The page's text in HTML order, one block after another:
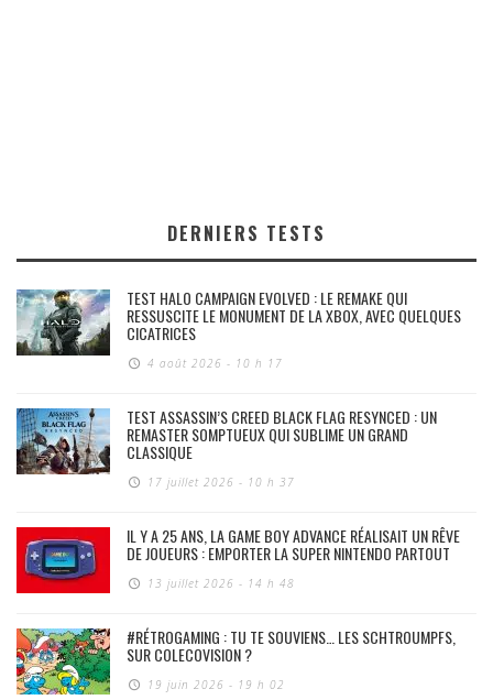
DERNIERS TESTS
TEST HALO CAMPAIGN EVOLVED : LE REMAKE QUI
RESSUSCITE LE MONUMENT DE LA XBOX, AVEC QUELQUES
CICATRICES
4 août 2026 - 10 h 17
TEST ASSASSIN’S CREED BLACK FLAG RESYNCED : UN
REMASTER SOMPTUEUX QUI SUBLIME UN GRAND
CLASSIQUE
17 juillet 2026 - 10 h 37
IL Y A 25 ANS, LA GAME BOY ADVANCE RÉALISAIT UN RÊVE
DE JOUEURS : EMPORTER LA SUPER NINTENDO PARTOUT
13 juillet 2026 - 14 h 48
#RÉTROGAMING : TU TE SOUVIENS… LES SCHTROUMPFS,
SUR COLECOVISION ?
19 juin 2026 - 19 h 02